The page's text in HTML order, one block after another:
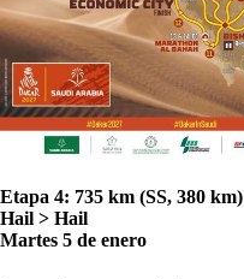
Etapa 4: 735 km (SS, 380 km)
Hail > Hail
Martes 5 de enero